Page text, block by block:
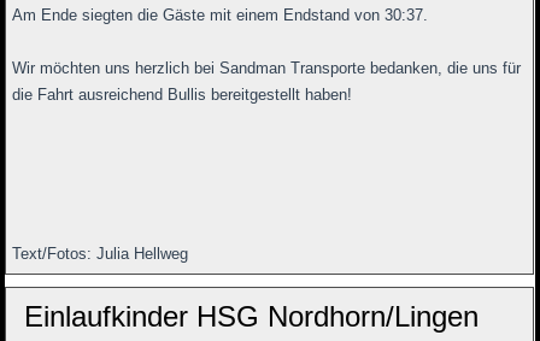
Am Ende siegten die Gäste mit einem Endstand von 30:37.
Wir möchten uns herzlich bei Sandman Transporte bedanken, die uns für
die Fahrt ausreichend Bullis bereitgestellt haben!
Text/Fotos: Julia Hellweg
Einlaufkinder HSG Nordhorn/Lingen